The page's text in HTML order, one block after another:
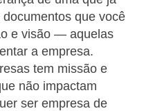
que você
e visão — aquelas
a empresa.
tem missão e
não impactam
ser empresa de